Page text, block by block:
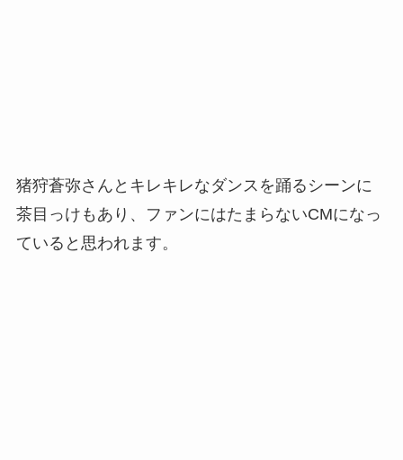
猪狩蒼弥さんとキレキレなダンスを踊るシーンに
茶目っけもあり、ファンにはたまらないCMになっ
ていると思われます。